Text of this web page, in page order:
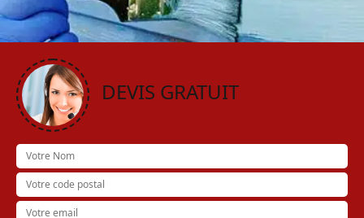
DEVIS GRATUIT